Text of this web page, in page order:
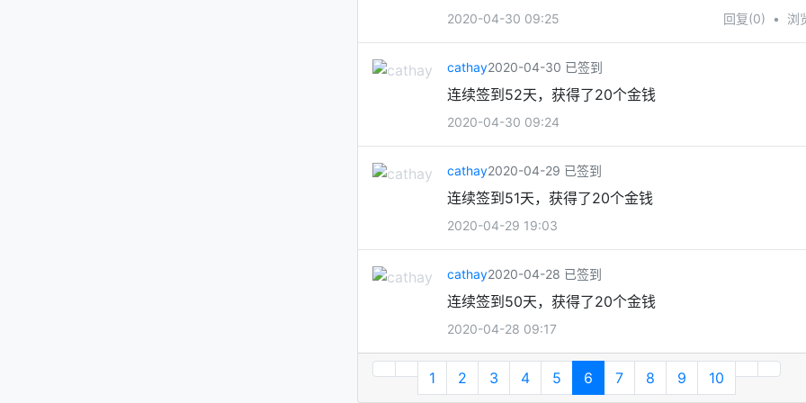
2020-04-30 09:25 回复(0) • 浏
cathay2020-04-30 已签到
连续签到52天，获得了20个金钱
2020-04-30 09:24
cathay2020-04-29 已签到
连续签到51天，获得了20个金钱
2020-04-29 19:03
cathay2020-04-28 已签到
连续签到50天，获得了20个金钱
2020-04-28 09:17
1 2 3 4 5 6 7 8 9 10